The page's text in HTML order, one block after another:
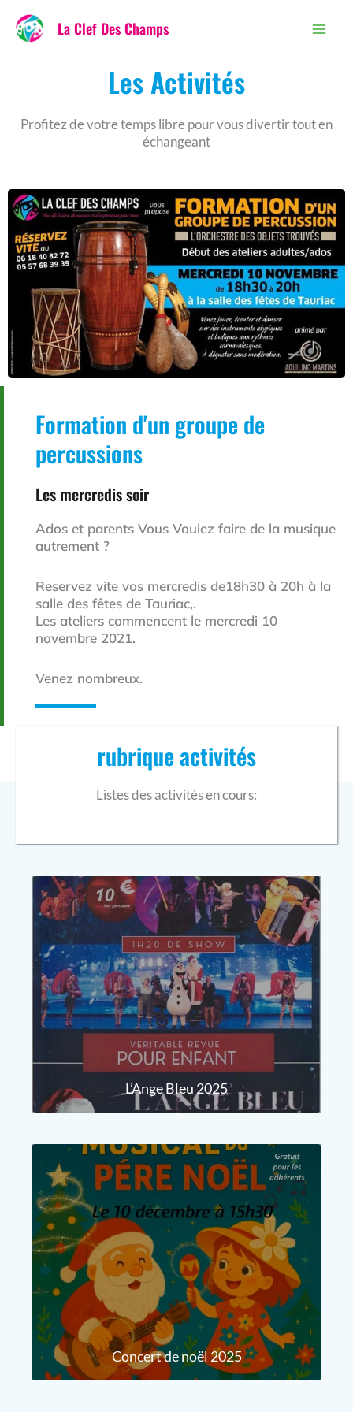
contenu
La Clef Des Champs
Les Activités
Profitez de votre temps libre pour vous divertir tout en
échangeant
Formation d'un groupe de
percussions
Les mercredis soir
Ados et parents Vous Voulez faire de la musique
autrement ?
Reservez vite vos mercredis de18h30 à 20h à la
salle des fêtes de Tauriac,.
Les ateliers commencent le mercredi 10
novembre 2021.
Venez nombreux.
rubrique activités
Listes des activités en cours:
L’Ange Bleu 2025
Concert de noël 2025